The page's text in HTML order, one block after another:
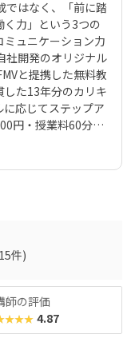
ではなく、「前に踏
力」という3つの
ュニケーション力
社開発のオリジナル
と提携した無料教
た13年分のカリキ
応じてステップア
円・授業料60分あ
しても他スクール
力です。 さらに
独自の認定制度な
グだけでなく、人
将来の進学や社会
件)
師の評価
4.87